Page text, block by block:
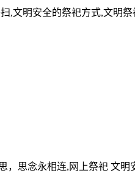
,文明安全的祭祀方式,文明
，思念永相连,网上祭祀 文明